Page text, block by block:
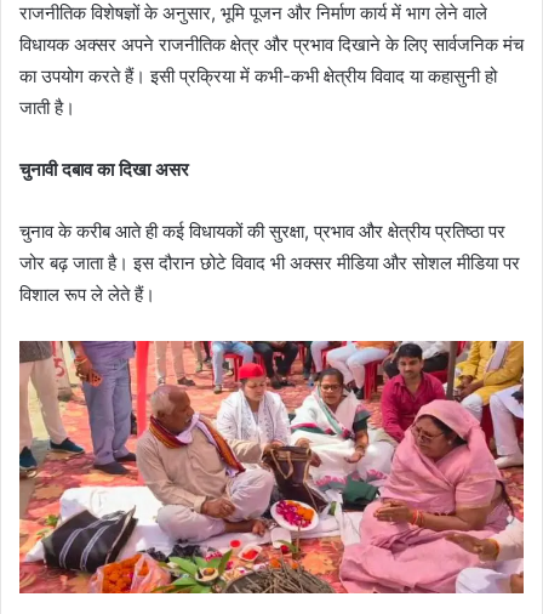
राजनीतिक विशेषज्ञों के अनुसार, भूमि पूजन और निर्माण कार्य में भाग लेने वाले
विधायक अक्सर अपने राजनीतिक क्षेत्र और प्रभाव दिखाने के लिए सार्वजनिक मंच
का उपयोग करते हैं। इसी प्रक्रिया में कभी-कभी क्षेत्रीय विवाद या कहासुनी हो
जाती है।
चुनावी दबाव का दिखा असर
चुनाव के करीब आते ही कई विधायकों की सुरक्षा, प्रभाव और क्षेत्रीय प्रतिष्ठा पर
जोर बढ़ जाता है। इस दौरान छोटे विवाद भी अक्सर मीडिया और सोशल मीडिया पर
विशाल रूप ले लेते हैं।